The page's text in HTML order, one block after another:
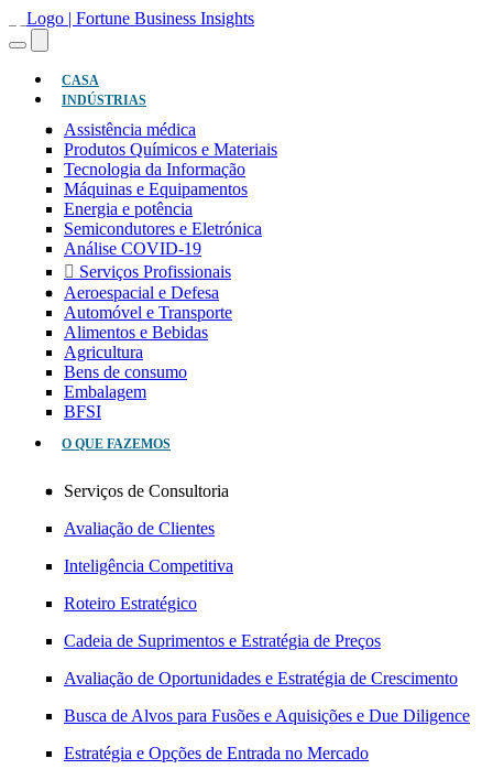
CASA
INDÚSTRIAS
Assistência médica
Produtos Químicos e Materiais
Tecnologia da Informação
Máquinas e Equipamentos
Energia e potência
Semicondutores e Eletrónica
Análise COVID-19
Serviços Profissionais
Aeroespacial e Defesa
Automóvel e Transporte
Alimentos e Bebidas
Agricultura
Bens de consumo
Embalagem
BFSI
O QUE FAZEMOS
Serviços de Consultoria
Avaliação de Clientes
Inteligência Competitiva
Roteiro Estratégico
Cadeia de Suprimentos e Estratégia de Preços
Avaliação de Oportunidades e Estratégia de Crescimento
Busca de Alvos para Fusões e Aquisições e Due Diligence
Estratégia e Opções de Entrada no Mercado